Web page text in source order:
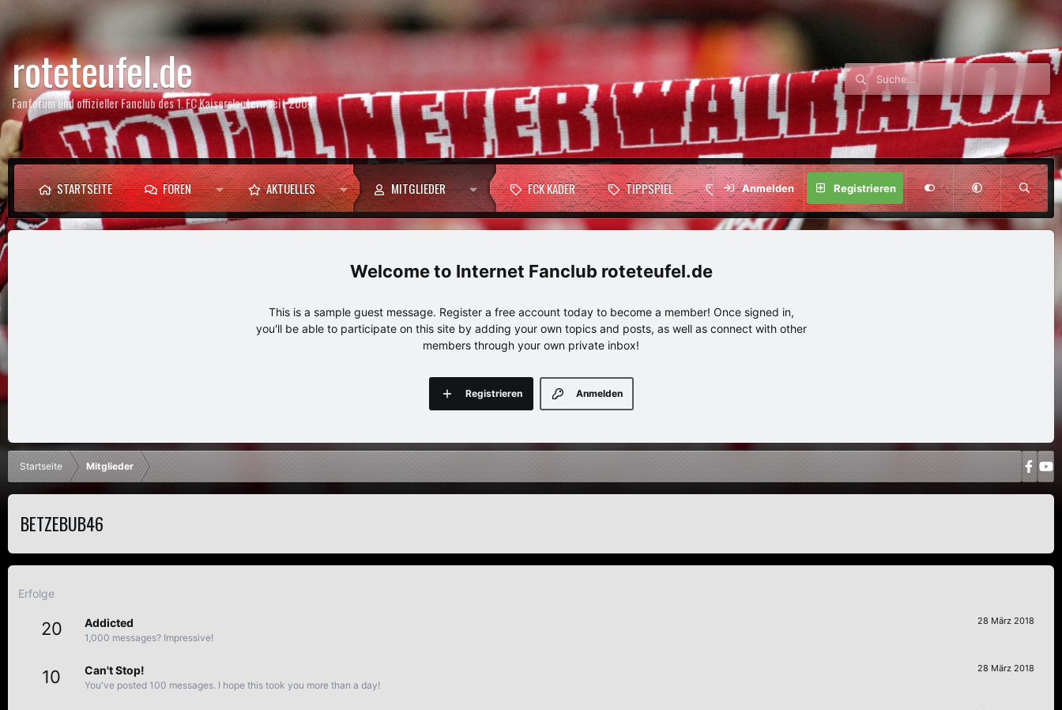
roteteufel.de
Fanforum und offizieller Fanclub des 1. FC Kaiserslautern seit 2004
STARTSEITE FOREN AKTUELLES MITGLIEDER FCK KADER TIPPSPIEL SPENDEAnmelden Registrieren
Internet Fanclub roteteufel.de
This is a sample guest message. Register a free account today to become a member! Once signed in,
you'll be able to participate on this site by adding your own topics and posts, as well as connect with other
members through your own private inbox!
Anmelden
Registrieren
Startseite Mitglieder
BETZEBUB46
Erfolge
20 28 März 2018
Addicted
1,000 messages? Impressive!
10 28 März 2018
Can't Stop!
You've posted 100 messages. I hope this took you more than a day!